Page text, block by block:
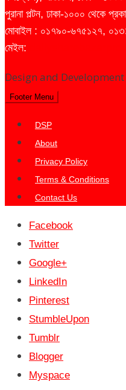
পুরানা পল্টন, ঢাকা-১০০০ থেকে
মোবাইল : ০১৭৯০-৬৭৫১২৭,
মেইল:
Design and
Footer Menu
DSP
About
Privacy Policy
Terms & Conditions
Contact Us
Facebook
Twitter
Google+
LinkedIn
Pinterest
StumbleUpon
Tumblr
Blogger
Myspace